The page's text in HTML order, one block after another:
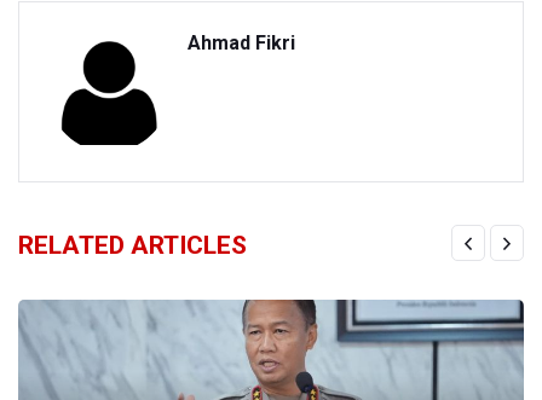
Ahmad Fikri
RELATED ARTICLES